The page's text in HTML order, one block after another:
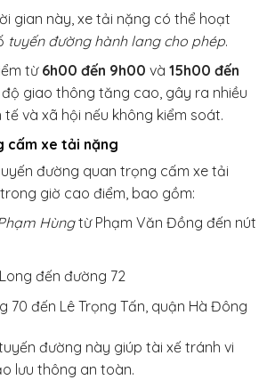
gian này, xe tải nặng có thể hoạt
tuyến đường hành lang cho phép.
từ6h00 đến 9h00 và 15h00 đến
giao thông tăng cao, gây ra nhiều
tế và xã hội nếu không kiểm soát.
cấm xe tải nặng
đường quan trọng cấm xe tải
giờ cao điểm, bao gồm:
Hùngtừ Phạm Văn Đồng đến nút
đến đường 72
70 đến Lê Trọng Tấn, quận Hà Đông
đường này giúp tài xế tránh vi
lưu thông an toàn.